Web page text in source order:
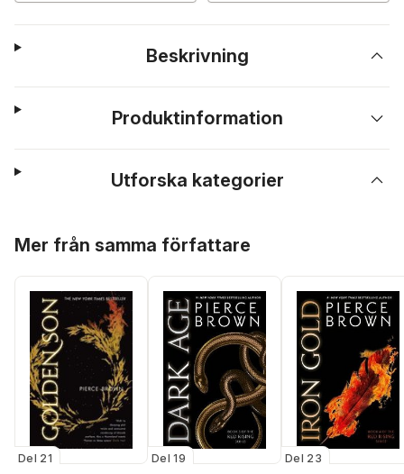
Beskrivning
Produktinformation
Utforska kategorier
Mer från samma författare
Del 21 Del 19 Del 23